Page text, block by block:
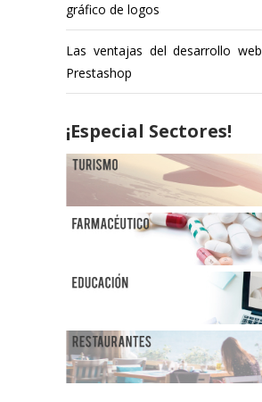
gráfico de logos
Las ventajas del desarrollo
Prestashop
¡Especial Sectores!